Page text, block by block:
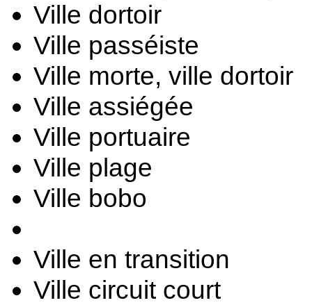
Ville dortoir
Ville passéiste
Ville morte, ville dortoir
Ville assiégée
Ville portuaire
Ville plage
Ville bobo
Ville en transition
Ville circuit court